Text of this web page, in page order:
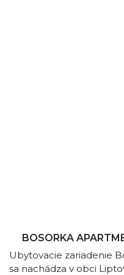
BOSORKA
Ubytovacie zariadenie
sa nachádza v obci